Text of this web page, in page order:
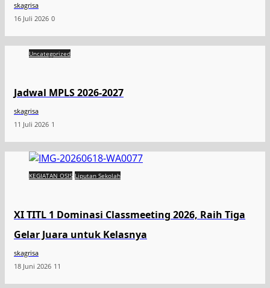
skagrisa
16 Juli 2026 0
Uncategorized
Jadwal MPLS 2026-2027
skagrisa
11 Juli 2026 1
KEGIATAN OSIS Liputan Sekolah
XI TITL 1 Dominasi Classmeeting 2026, Raih Tiga
Gelar Juara untuk Kelasnya
skagrisa
18 Juni 2026 11